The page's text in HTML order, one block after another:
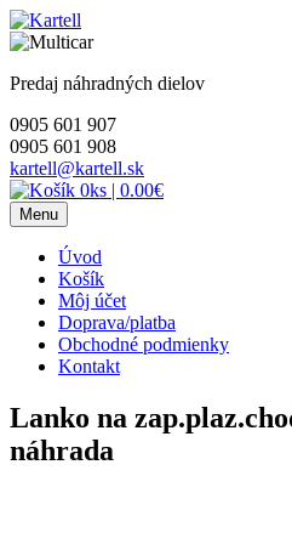
Skip
to
Predaj náhradných dielov
0905 601 907
0905 601 908
kartell@kartell.sk
0ks | 0.00€
Menu
Úvod
Košík
Môj účet
Doprava/platba
Obchodné podmienky
Kontakt
Lanko na
náhrada